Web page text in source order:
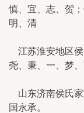
慎、宜、志、贺
明、清
江苏淮安地区侯
尧、秉、一、梦
山东济南侯氏家
国永承。